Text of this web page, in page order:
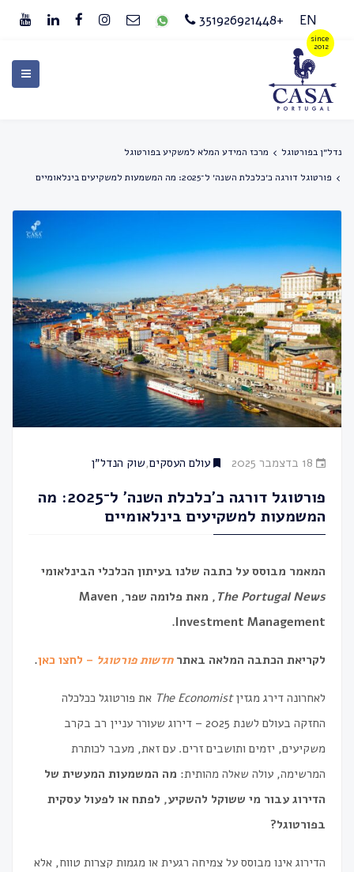
EN
+351926921448
נדל״ן בפורטוגל
מרכז המידע המלא למשקיע בפורטוגל
פורטוגל דורגה כ׳כלכלת השנה׳ ל־2025: מה המשמעות למשקיעים בינלאומיים
18 בדצמבר 2025 עולם העסקים,שוק הנדל״ן
פורטוגל דורגה כ׳כלכלת השנה׳ ל־2025: מה
המשמעות למשקיעים בינלאומיים
המאמר מבוסס על כתבה שלנו בעיתון הכלכלי הבינלאומי
The Portugal News
, מאת פלומה שפר, Maven
Investment Management.
לקריאת הכתבה המלאה באתר חדשות פורטוגל – לחצו כאן.
לאחרונה דירג מגזיןThe Economist את פורטוגל ככלכלה
החזקה בעולם לשנת 2025 – דירוג שעורר עניין רב בקרב
משקיעים, יזמים ותושבים זרים. עם זאת, מעבר לכותרת
המרשימה, עולה שאלה מהותית: מה המשמעות המעשית של
הדירוג עבור מי ששוקל להשקיע, לפתח או לפעול עסקית
בפורטוגל?
הדירוג אינו מבוסס על צמיחה רגעית או מגמות קצרות טווח, אלא